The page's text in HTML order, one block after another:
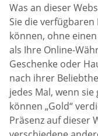
Was an dieser
Sie die
können, ohne einen
als Ihre Online-
Geschenke oder
nach ihrer
jedes Mal, wenn
können „Gold“
Präsenz auf dieser